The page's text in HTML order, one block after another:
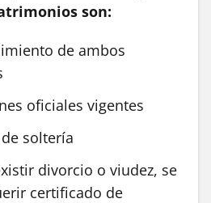
son:
de ambos
oficiales vigentes
soltería
divorcio o viudez, se
certificado de